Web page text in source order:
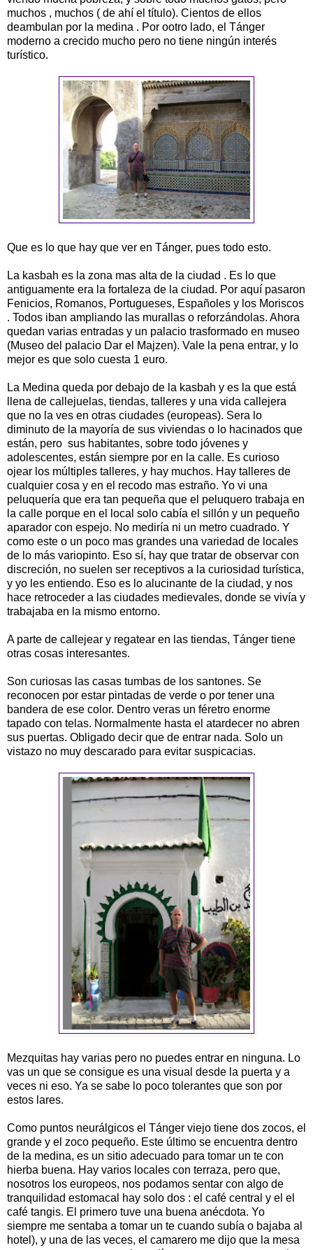
muchos , muchos ( de ahí el título). Cientos de ellos
deambulan por la medina . Por ootro lado, el Tánger
moderno a crecido mucho pero no tiene ningún interés
turístico.
Que es lo que hay que ver en Tánger, pues todo esto.
La kasbah es la zona mas alta de la ciudad . Es lo que
antiguamente era la fortaleza de la ciudad. Por aquí pasaron
Fenicios, Romanos, Portugueses, Españoles y los Moriscos
. Todos iban ampliando las murallas o reforzándolas. Ahora
quedan varias entradas y un palacio trasformado en museo
(Museo del palacio Dar el Majzen). Vale la pena entrar, y lo
mejor es que solo cuesta 1 euro.
La Medina queda por debajo de la kasbah y es la que está
llena de callejuelas, tiendas, talleres y una vida callejera
que no la ves en otras ciudades (europeas). Sera lo
diminuto de la mayoría de sus viviendas o lo hacinados que
están, pero sus habitantes, sobre todo jóvenes y
adolescentes, están siempre por en la calle. Es curioso
ojear los múltiples talleres, y hay muchos. Hay talleres de
cualquier cosa y en el recodo mas estraño. Yo vi una
peluquería que era tan pequeña que el peluquero trabaja en
la calle porque en el local solo cabía el sillón y un pequeño
aparador con espejo. No mediría ni un metro cuadrado. Y
como este o un poco mas grandes una variedad de locales
de lo más variopinto. Eso sí, hay que tratar de observar con
discreción, no suelen ser receptivos a la curiosidad turística,
y yo les entiendo. Eso es lo alucinante de la ciudad, y nos
hace retroceder a las ciudades medievales, donde se vivía y
trabajaba en la mismo entorno.
A parte de callejear y regatear en las tiendas, Tánger tiene
otras cosas interesantes.
Son curiosas las casas tumbas de los santones. Se
reconocen por estar pintadas de verde o por tener una
bandera de ese color. Dentro veras un féretro enorme
tapado con telas. Normalmente hasta el atardecer no abren
sus puertas. Obligado decir que de entrar nada. Solo un
vistazo no muy descarado para evitar suspicacias.
Mezquitas hay varias pero no puedes entrar en ninguna. Lo
vas un que se consigue es una visual desde la puerta y a
veces ni eso. Ya se sabe lo poco tolerantes que son por
estos lares.
Como puntos neurálgicos el Tánger viejo tiene dos zocos, el
grande y el zoco pequeño. Este último se encuentra dentro
de la medina, es un sitio adecuado para tomar un te con
hierba buena. Hay varios locales con terraza, pero que,
nosotros los europeos, nos podamos sentar con algo de
tranquilidad estomacal hay solo dos : el café central y el el
café tangis. El primero tuve una buena anécdota. Yo
siempre me sentaba a tomar un te cuando subía o bajaba al
hotel), y una de las veces, el camarero me dijo que la mesa